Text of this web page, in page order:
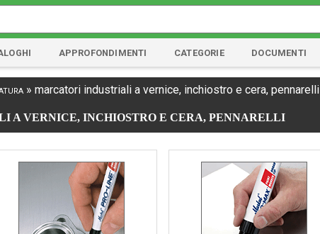
APPROFONDIMENTI CATEGORIE DOCUMENTI
» marcatori industriali a vernice, inchiostro e cera, pennarelli
A VERNICE, INCHIOSTRO E CERA, PENNARELLI